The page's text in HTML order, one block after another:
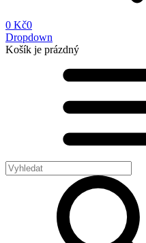
0 Kč0
Dropdown
Košík je prázdný